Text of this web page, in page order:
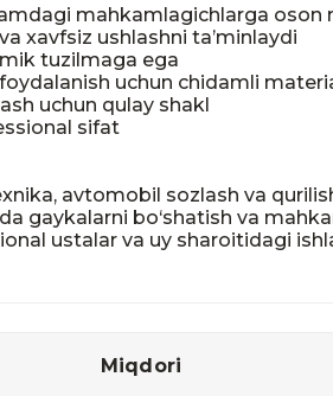
mahkamlagichlarga oson
xavfsiz ushlashni ta’minlaydi
tuzilmaga ega
uchun chidamli
uchun qulay shakl
sifat
avtomobil sozlash va
gaykalarni bo‘shatish va
ustalar va uy sharoitidagi
Miqdori